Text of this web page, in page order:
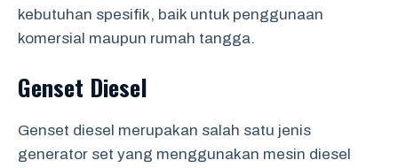
kebutuhan spesifik, baik untuk penggunaan
komersial maupun rumah tangga.
Genset Diesel
Genset diesel merupakan salah satu jenis
generator set yang menggunakan mesin diesel